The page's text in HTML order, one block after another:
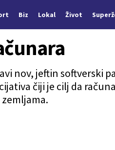
Biz Lokal Život
nov, jeftin softverski
čiji je cilj da